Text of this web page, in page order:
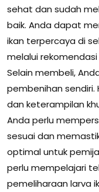
sehat dan sudah
baik. Anda dapat
ikan terpercaya di
melalui
Selain membeli,
pembenihan
dan keterampilan
Anda perlu
sesuai dan
optimal untuk
perlu mempelajari
pemeliharaan larva